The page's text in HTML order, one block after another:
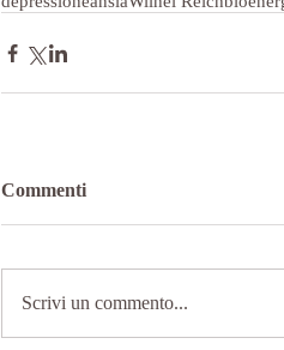
Commenti
Scrivi un commento...